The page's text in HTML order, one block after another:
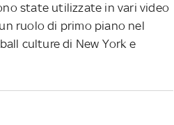
state utilizzate in vari video
ruolo di primo piano nel
culture di New York e